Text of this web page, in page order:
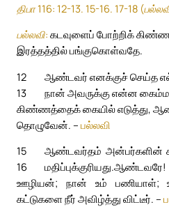
திபா 116: 12-13. 15-16. 17-18
பல்லவி: கடவுளைப் போற்றிக்
இரத்தத்தில் பங்குகொள்வதே.
12
ஆண்டவர் எனக்குச் செய்த
நான் அவருக்கு என்ன
13
கிண்ணத்தைக் கையில் எடுத்து,
தொழுவேன். – பல்லவி
15
ஆண்டவர்தம் அன்பர்களின்
மதிப்புக்குரியது.
16
ஊழியன்; நான் உம் பணியாள்;
கட்டுகளை நீர் அவிழ்த்து விட்டீர். –